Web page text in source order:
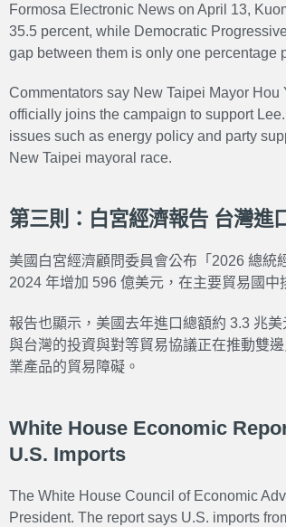
Formosa Electronic News on April 13,
35.5 percent, while Democratic
gap between them is only one percentage
Commentators say New Taipei Mayor
officially joins the campaign to support
issues such as energy policy and party
New Taipei mayoral race.
第三則：白宮經濟報告 台灣進
美國白宮經濟顧問委員會公布「2026 總
2024 年增加 596 億美元，在主要貿易國中
報告也顯示，美國去年進口總額約 3.3 兆
與台灣的投資與對等貿易協議正在推動雙
業產品的貿易障礙。
White House Economic
U.S. Imports
The White House Council of Economic
President. The report says U.S. imports